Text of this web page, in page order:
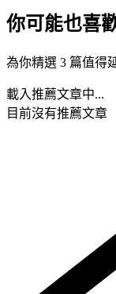
你可能也喜
為你精選 3 篇值得
載入推薦文章中...
目前沒有推薦文章